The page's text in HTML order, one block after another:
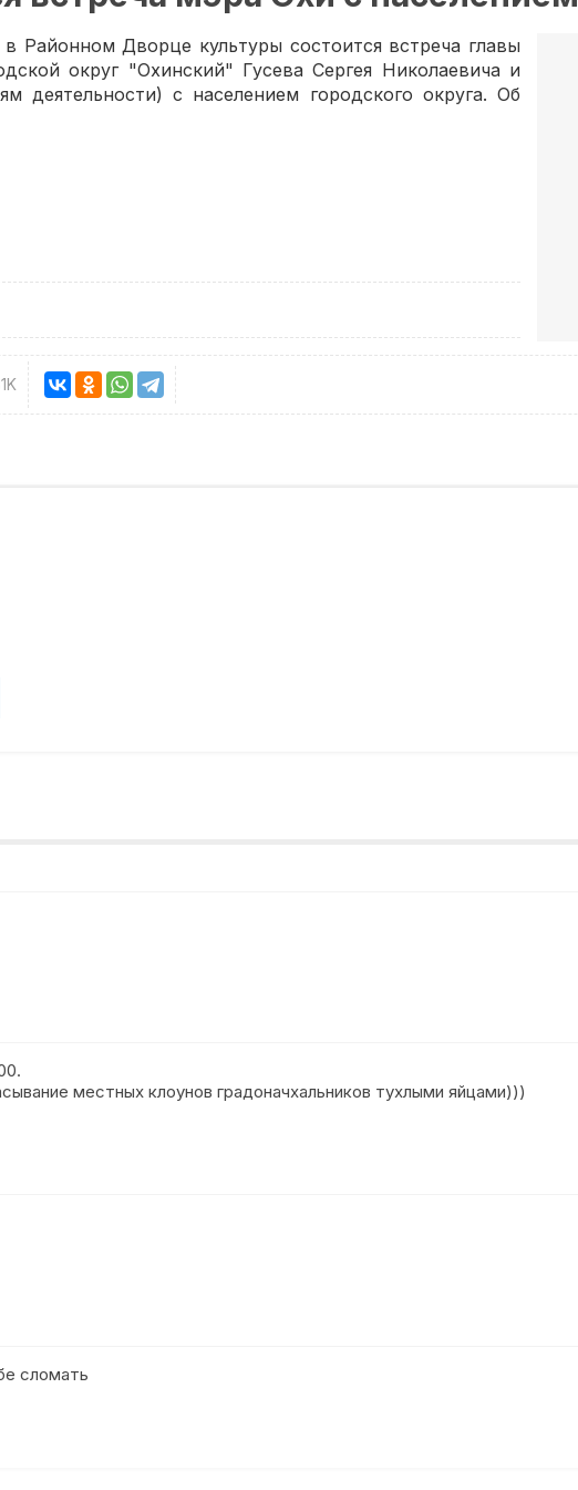
Районном Дворце культуры состоится встреча главы
округ "Охинский" Гусева Сергея Николаевича и
деятельности) с населением городского округа. Об
местных клоунов градоначхальников тухлыми яйцами)))
сломать